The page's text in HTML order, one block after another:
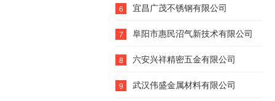
6 宜昌广茂不锈钢有限公司
7 阜阳市惠民沼气新技术有限公司
8 六安兴祥精密五金有限公司
9 武汉伟盛金属材料有限公司